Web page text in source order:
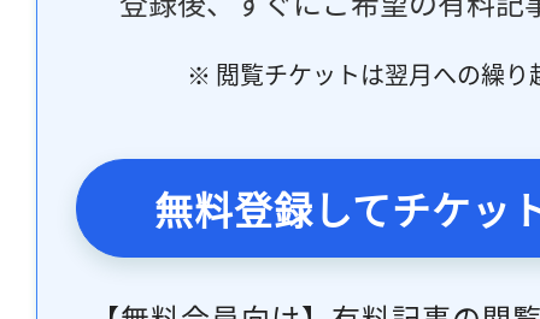
※ 閲覧チケットは翌月への繰り
無料登録してチケッ